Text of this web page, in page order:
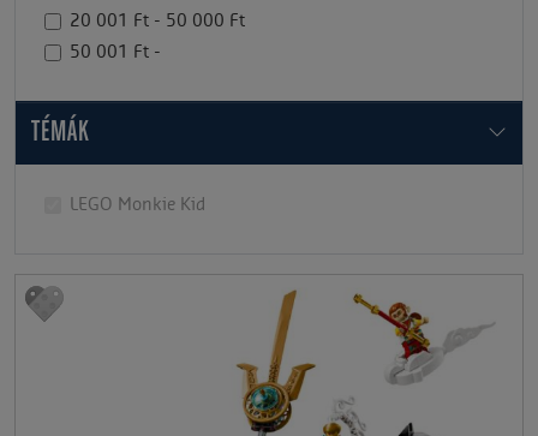
20 001 Ft - 50 000 Ft
50 001 Ft -
TÉMÁK
LEGO Monkie Kid